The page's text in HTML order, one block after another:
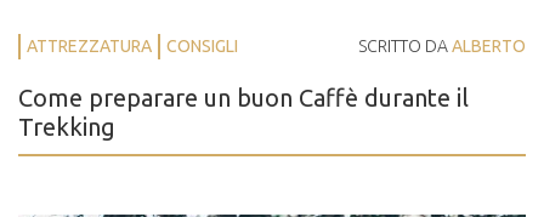
ATTREZZATURA CONSIGLI SCRITTO DAALBERTO
Come preparare un buon Caffè durante il
Trekking